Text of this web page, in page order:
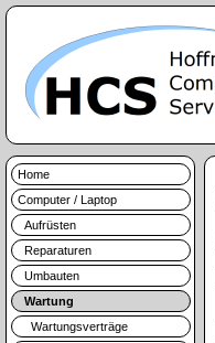
Home
Computer / Laptop
Aufrüsten
Reparaturen
Umbauten
Wartung
Wartungsverträge